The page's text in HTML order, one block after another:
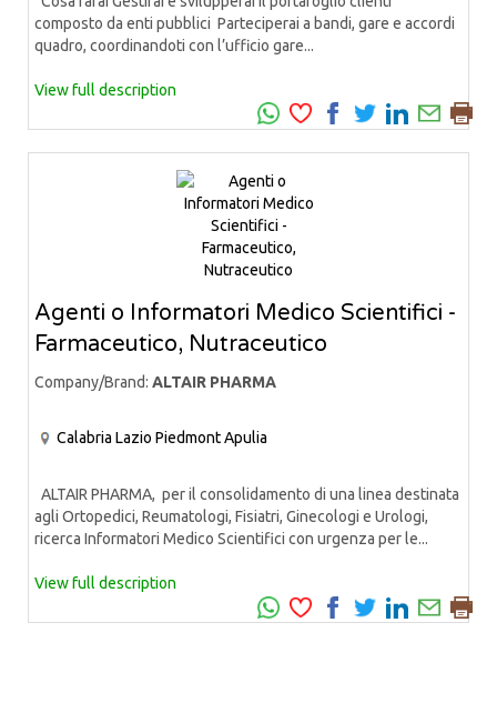
composto da enti pubblici Parteciperai a bandi, gare e accordi
quadro, coordinandoti con l’ufficio gare...
View full description
Agenti o Informatori Medico Scientifici -
Farmaceutico, Nutraceutico
Company/Brand: ALTAIR PHARMA
Calabria Lazio PiedmontApulia
ALTAIR PHARMA, per il consolidamento di una linea destinata
agli Ortopedici, Reumatologi, Fisiatri, Ginecologi e Urologi,
ricerca Informatori Medico Scientifici con urgenza per le...
View full description